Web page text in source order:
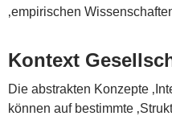
‚empirischen
Kontext
Die abstrakten Konzepte
können auf bestimmte